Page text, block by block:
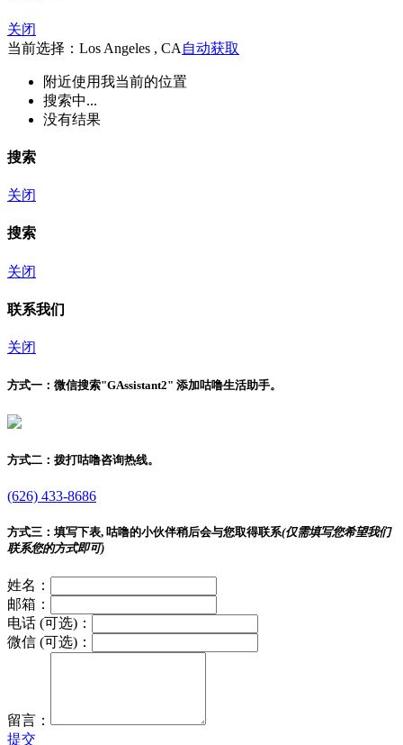
关闭
当前选择：Los Angeles , CA 自动获取
附近使用我当前的位置
搜索中...
没有结果
搜索
关闭
搜索
关闭
联系我们
关闭
方式一： 微信搜索"GAssistant2" 添加咕噜生活助手。
方式二： 拨打咕噜咨询热线。
(626) 433-8686
方式三： 填写下表, 咕噜的小伙伴稍后会与您取得联系(仅需填写您希望我们
联系您的方式即可)
姓名：
邮箱：
电话 (可选)：
微信 (可选)：
留言：
提交